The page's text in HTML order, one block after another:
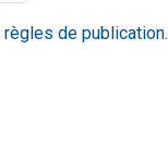
règles de publication.